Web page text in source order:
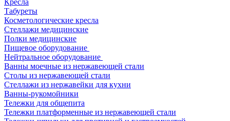
Кресла
Табуреты
Косметологические кресла
Стеллажи медицинские
Полки медицинские
Пищевое оборудование
Нейтральное оборудование
Ванны моечные из нержавеющей стали
Столы из нержавеющей стали
Стеллажи из нержавейки для кухни
Ванны-рукомойники
Тележки для общепита
Тележки платформенные из нержавеющей стали